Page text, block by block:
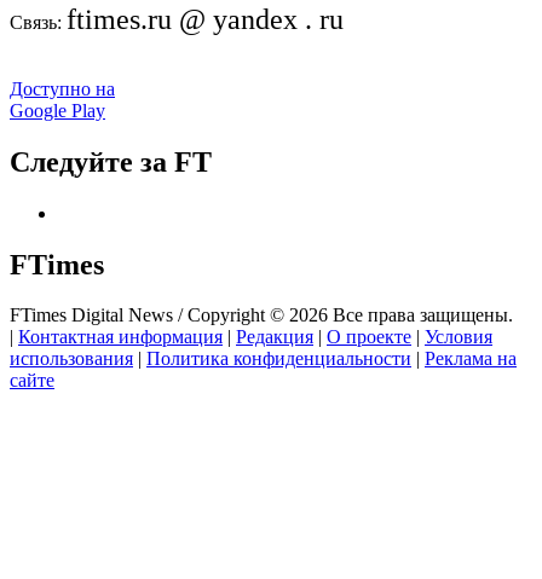
Связь: ftimes.ru @ yandex . ru
Доступно на
Google Play
Следуйте за FT
FTimes
FTimes Digital News / Copyright © 2026 Все права защищены.
Контактная информация Редакция О проекте
Условия
использования
Политика конфиденциальности
Реклама на
сайте